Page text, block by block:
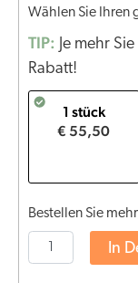
Wählen Sie Ihren
TIP: Je mehr
Rabatt!
1 stück
€ 55,50
Bestellen Sie
In